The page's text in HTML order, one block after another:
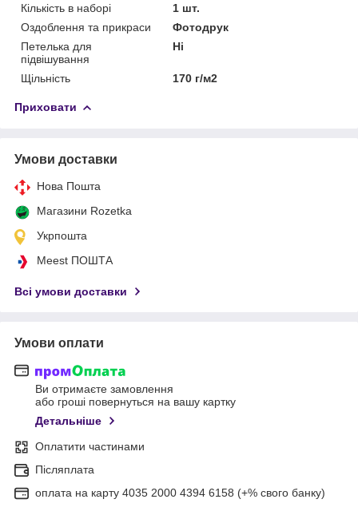
Кількість в наборі
1 шт.
Оздоблення та прикраси
Фотодрук
Петелька для
підвішування
Ні
Щільність 170 г/м2
Приховати
Умови доставки
Нова Пошта
Магазини Rozetka
Укрпошта
Meest ПОШТА
Всі умови доставки
Умови оплати
Ви отримаєте замовлення
або гроші повернуться на вашу картку
Детальніше
Оплатити частинами
Післяплата
оплата на карту 4035 2000 4394 6158 (+% свого банку)